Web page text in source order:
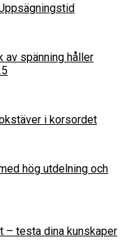
av spänning håller
i korsordet
hög utdelning och
– testa dina kunskaper